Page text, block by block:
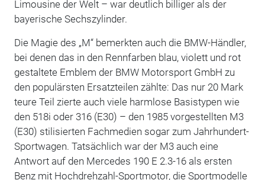
Limousine der Welt – war deutlich billiger als der
bayerische Sechszylinder.
Die Magie des „M“ bemerkten auch die BMW-Händler,
bei denen das in den Rennfarben blau, violett und rot
gestaltete Emblem der BMW Motorsport GmbH zu
den populärsten Ersatzteilen zählte: Das nur 20 Mark
teure Teil zierte auch viele harmlose Basistypen wie
den 518i oder 316 (E30) – den 1985 vorgestellten M3
(E30) stilisierten Fachmedien sogar zum Jahrhundert-
Sportwagen. Tatsächlich war der M3 auch eine
Antwort auf den Mercedes 190 E 2.3-16 als ersten
Benz mit Hochdrehzahl-Sportmotor, die Sportmodelle